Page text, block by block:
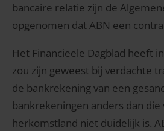
bancaire relatie zijn de
opgenomen dat ABN een
Het Financieele Dagblad heeft
zou zijn geweest bij verdachte
de bankrekening van een
bankrekeningen anders dan
herkomstland niet duidelijk is.